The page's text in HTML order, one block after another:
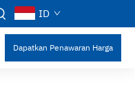
ID
Dapatkan Penawaran Harga